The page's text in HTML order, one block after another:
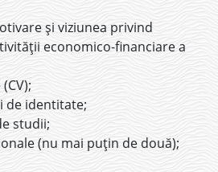
și viziunea privind
economico-financiare a
de identitate;
studii;
(nu mai puțin de două);